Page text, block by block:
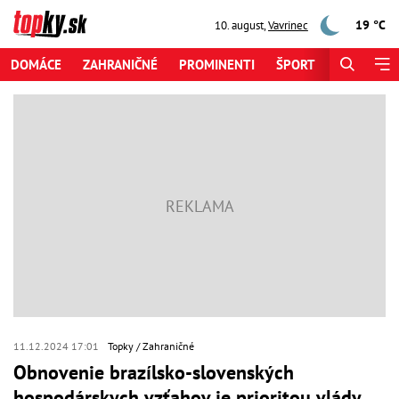
10. august,Vavrinec 19 °C
DOMÁCE ZAHRANIČNÉ PROMINENTI ŠPORT
11.12.2024 17:01 Topky Zahraničné
Obnovenie brazílsko-slovenských